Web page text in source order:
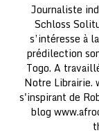
Journaliste
Schloss
s’intéresse à
prédilection
Togo. A
Notre Librairie.
s'inspirant de
blog